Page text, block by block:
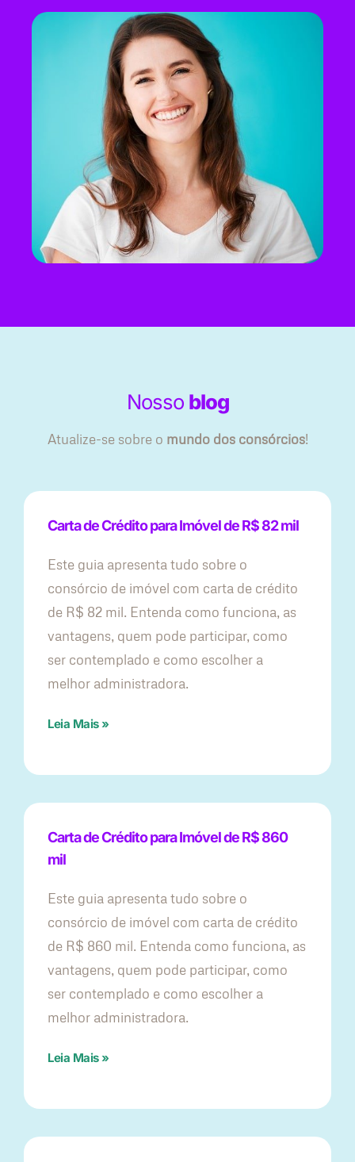
Nosso blog
Atualize-se sobre o mundo dos consórcios!
Carta de Crédito para Imóvel de R$ 82 mil
Este guia apresenta tudo sobre o
consórcio de imóvel com carta de crédito
de R$ 82 mil. Entenda como funciona, as
vantagens, quem pode participar, como
ser contemplado e como escolher a
melhor administradora.
Leia Mais »
Carta de Crédito para Imóvel de R$ 860
mil
Este guia apresenta tudo sobre o
consórcio de imóvel com carta de crédito
de R$ 860 mil. Entenda como funciona, as
vantagens, quem pode participar, como
ser contemplado e como escolher a
melhor administradora.
Leia Mais »